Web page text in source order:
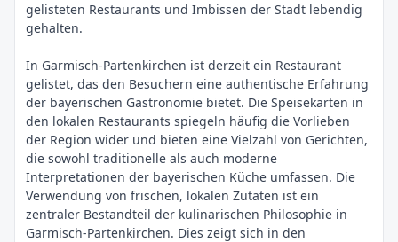
gelisteten Restaurants und Imbissen der Stadt lebendig
gehalten.
In Garmisch-Partenkirchen ist derzeit ein Restaurant
gelistet, das den Besuchern eine authentische Erfahrung
der bayerischen Gastronomie bietet. Die Speisekarten in
den lokalen Restaurants spiegeln häufig die Vorlieben
der Region wider und bieten eine Vielzahl von Gerichten,
die sowohl traditionelle als auch moderne
Interpretationen der bayerischen Küche umfassen. Die
Verwendung von frischen, lokalen Zutaten ist ein
zentraler Bestandteil der kulinarischen Philosophie in
Garmisch-Partenkirchen. Dies zeigt sich in den